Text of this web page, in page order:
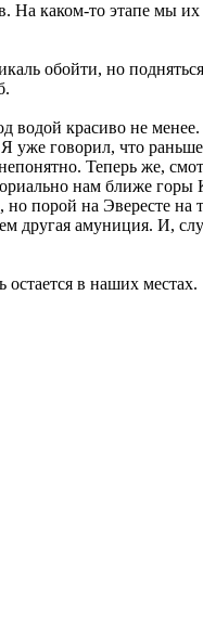
На каком-то этапе мы
обойти, но
красиво не менее.
уже говорил, что
Теперь же,
нам ближе горы
порой на Эвересте на
другая амуниция. И,
в наших местах.